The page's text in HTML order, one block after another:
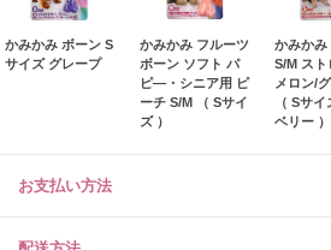
かみかみ ボーン S
サイズ グレープ
かみかみ フルーツ
ボーン ソフト パ
ピ―・シニア用 ピ
ーチ S/M （ Sサイ
ズ ）
かみかみ
S/M ス
メロン/
（ Sサ
ベリー ）
お支払い方法